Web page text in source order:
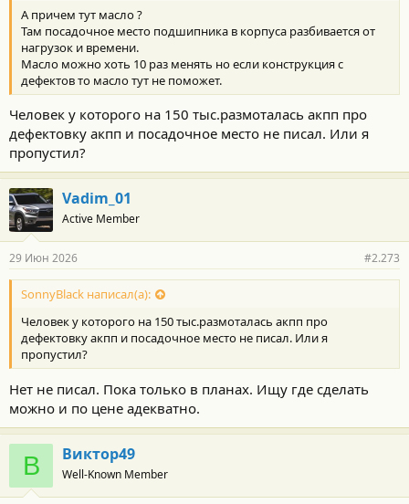
и
:
А причем тут масло ?
Там посадочное место подшипника в корпуса разбивается от
нагрузок и времени.
Масло можно хоть 10 раз менять но если конструкция с
дефектов то масло тут не поможет.
Человек у которого на 150 тыс.размоталась акпп про
дефектовку акпп и посадочное место не писал. Или я
пропустил?
Vadim_01
Active Member
29 Июн 2026 #2.273
SonnyBlack написал(а):
Человек у которого на 150 тыс.размоталась акпп про
дефектовку акпп и посадочное место не писал. Или я
пропустил?
Нет не писал. Пока только в планах. Ищу где сделать
можно и по цене адекватно.
В Виктор49
Well-Known Member